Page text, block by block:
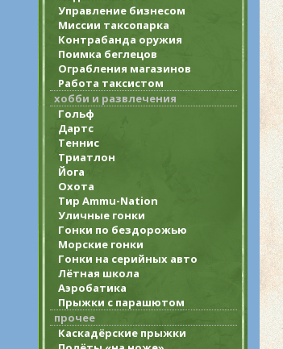
Управление бизнесом
Миссии таксопарка
Контрабанда оружия
Поимка беглецов
Ограбления магазинов
Работа таксистом
хобби и развлечения
Гольф
Дартс
Теннис
Триатлон
Йога
Охота
Тир Ammu-Nation
Уличные гонки
Гонки по бездорожью
Морские гонки
Гонки на серийных авто
Лётная школа
Аэробатика
Прыжки с парашютом
прочее
Каскадёрские прыжки